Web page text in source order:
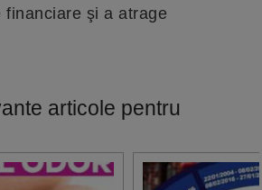
financiare şi a atrage
articole pentru